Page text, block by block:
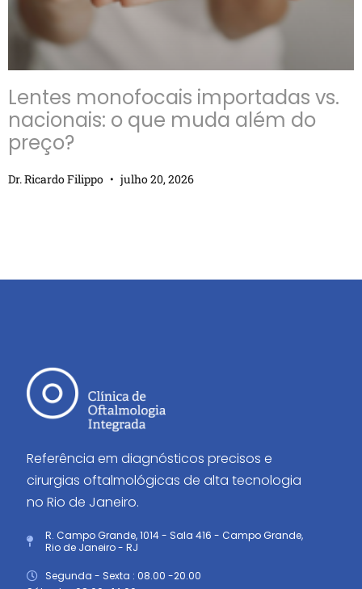
Lentes monofocais importadas vs.
nacionais: o que muda além do
preço?
Dr. Ricardo Filippo julho 20, 2026
Referência em diagnósticos precisos e
cirurgias oftalmológicas de alta tecnologia
no Rio de Janeiro.
R. Campo Grande, 1014 - Sala 416 - Campo Grande,
Rio de Janeiro - RJ
Segunda - Sexta : 08.00 -20.00